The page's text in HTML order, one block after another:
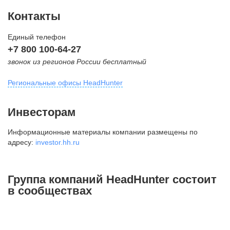
Контакты
Единый телефон
+7 800 100-64-27
звонок из регионов России бесплатный
Региональные офисы HeadHunter
внутригородская территория
Муниципальный округ Тверской,
2-я Брестская ул., д. 48,
+7 495 980-64-27
Инвесторам
Информационные материалы компании размещены по
адресу: investor.hh.ru
Группа компаний HeadHunter состоит
в сообществах